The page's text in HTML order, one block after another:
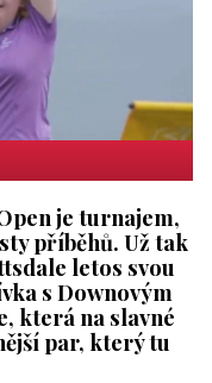
je turnajem,
příběhů. Už tak
letos svou
s Downovým
která na slavné
par, který tu